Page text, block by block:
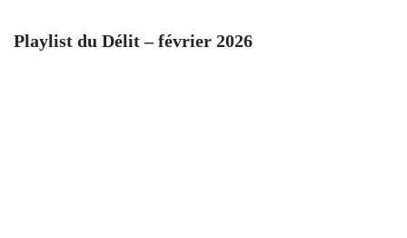
Playlist du Délit – février 2026